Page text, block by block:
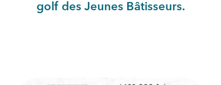
golf des Jeunes Bâtisseurs.